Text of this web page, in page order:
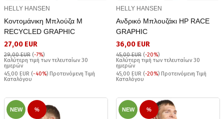
HELLY HANSEN
Κοντομάνικη Μπλούζα Μ
RECYCLED GRAPHIC
27,00 EUR
29,00 EUR (-7%)
Καλύτερη τιμή των τελευταίων 30
ημερών
45,00 EUR (-40%) Προτεινόμενη Τιμή
Καταλόγου
HELLY HANSEN
Ανδρικό Μπλουζάκι HP RACE
GRAPHIC
36,00 EUR
45,00 EUR (-20%)
Καλύτερη τιμή των τελευταίων 30
ημερών
45,00 EUR (-20%) Προτεινόμενη Τιμή
Καταλόγου
NEW % NEW %